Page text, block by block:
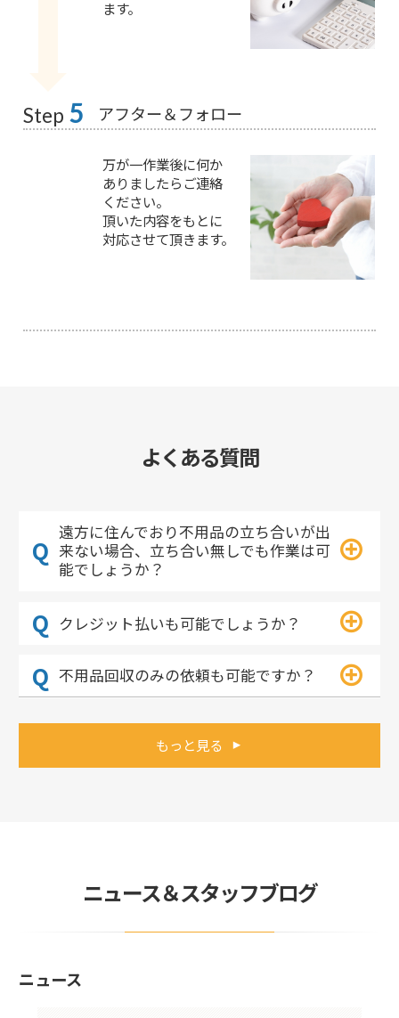
ます。
Step 5 アフター＆フォロー
万が一作業後に何か
ありましたらご連絡
ください。
頂いた内容をもとに
対応させて頂きます。
よくある質問
遠方に住んでおり不用品の立ち合いが出
来ない場合、立ち合い無しでも作業は可
能でしょうか？
クレジット払いも可能でしょうか？
不用品回収のみの依頼も可能ですか？
もっと見る
ニュース＆スタッフブログ
ニュース